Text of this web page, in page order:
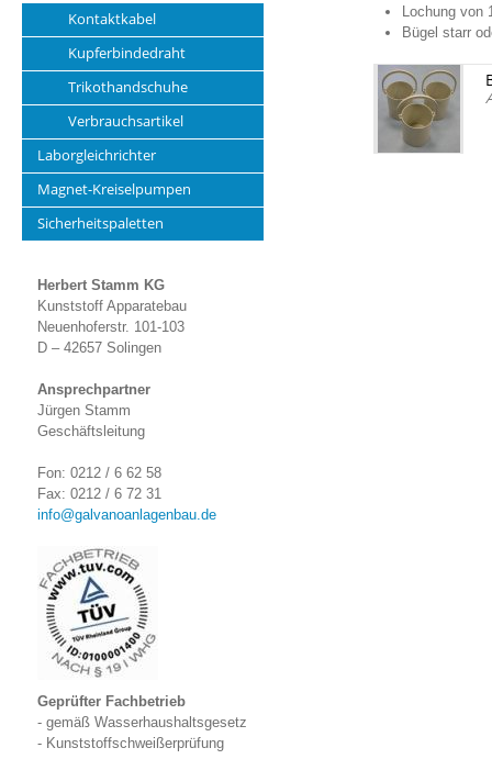
Lochung von
Bügel starr
Kontaktkabel
Kupferbindedraht
Trikothandschuhe
Verbrauchsartikel
Laborgleichrichter
Magnet-Kreiselpumpen
Sicherheitspaletten
Herbert Stamm KG
Kunststoff Apparatebau
Neuenhoferstr. 101-103
D – 42657 Solingen
Ansprechpartner
Jürgen Stamm
Geschäftsleitung
Fon: 0212 / 6 62 58
Fax: 0212 / 6 72 31
info@galvanoanlagenbau.de
Geprüfter Fachbetrieb
- gemäß Wasserhaushaltsgesetz
- Kunststoffschweißerprüfung